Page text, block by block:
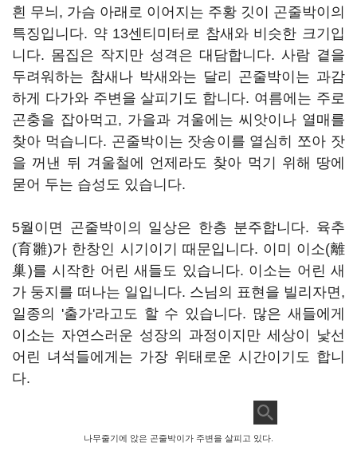
흰 무늬, 가슴 아래로 이어지는 주황 깃이 곤줄박이의
특징입니다. 약 13센티미터로 참새와 비슷한 크기입
니다. 몸집은 작지만 성격은 대담합니다. 사람 곁을
두려워하는 참새나 박새와는 달리 곤줄박이는 과감
하게 다가와 주변을 살피기도 합니다. 여름에는 주로
곤충을 잡아먹고, 가을과 겨울에는 씨앗이나 열매를
찾아 먹습니다. 곤줄박이는 잣송이를 열심히 쪼아 잣
을 꺼낸 뒤 겨울철에 언제라도 찾아 먹기 위해 땅에
묻어 두는 습성도 있습니다.
5월이면 곤줄박이의 일상은 한층 분주합니다. 육추
(育雛)가 한창인 시기이기 때문입니다. 이미 이소(離
巢)를 시작한 어린 새들도 있습니다. 이소는 어린 새
가 둥지를 떠나는 일입니다. 스님의 표현을 빌리자면,
일종의 '출가'라고도 할 수 있습니다. 많은 새들에게
이소는 자연스러운 성장의 과정이지만 세상이 낯선
어린 녀석들에게는 가장 위태로운 시간이기도 합니
다.
나무줄기에 앉은 곤줄박이가 주변을 살피고 있다.